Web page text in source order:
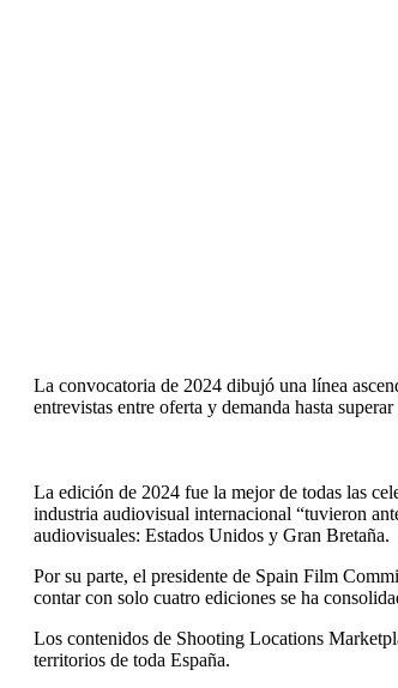
La convocatoria de 2024 dibujó una línea
entrevistas entre oferta y demanda hasta superar
La edición de 2024 fue la mejor de todas las
industria audiovisual internacional “tuvieron
audiovisuales: Estados Unidos y Gran Bretaña.
Por su parte, el presidente de Spain Film
contar con solo cuatro ediciones se ha
Los contenidos de Shooting Locations
territorios de toda España.